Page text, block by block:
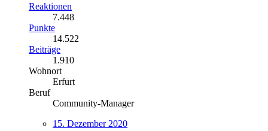
Reaktionen
7.448
Punkte
14.522
Beiträge
1.910
Wohnort
Erfurt
Beruf
Community-Manager
15. Dezember 2020